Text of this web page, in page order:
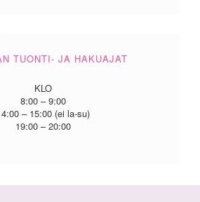
TUONTI- JA HAKUAJAT
KLO
8:00 – 9:00
– 15:00 (ei la-su)
19:00 – 20:00